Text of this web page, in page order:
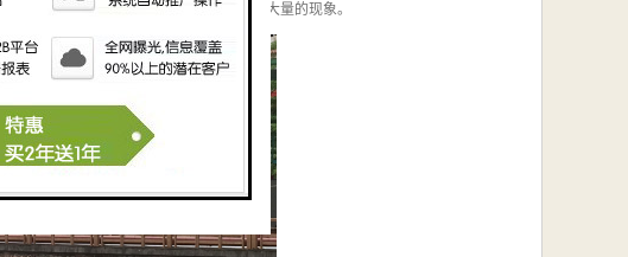
量下降，水质恶化。动植物及其他生物大量的现象。